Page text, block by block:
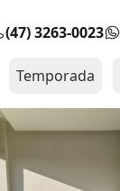
(0 itens)
(47) 3263-0023
Temporada